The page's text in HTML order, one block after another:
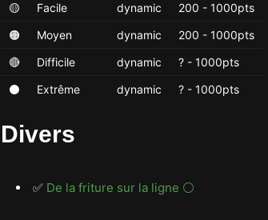
🟡
Facile dynamic
200 - 1000pts
🟠
Moyen dynamic
200 - 1000pts
🔴
Difficile dynamic
? - 1000pts
⚫
Extrême dynamic ? - 1000pts
Divers
✅ De la friture sur la ligne ⚪